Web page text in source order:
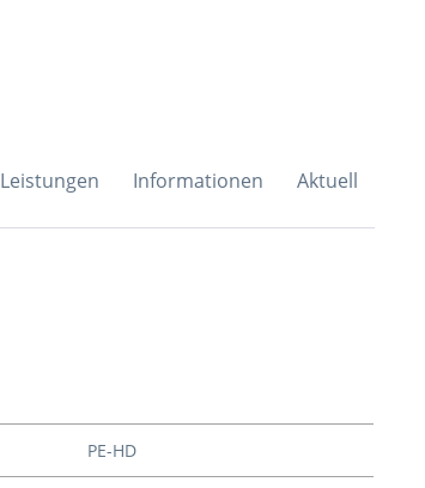
Leistungen Informationen Aktuell
PE-HD